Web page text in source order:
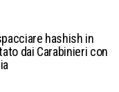
hashish in
dai Carabinieri con